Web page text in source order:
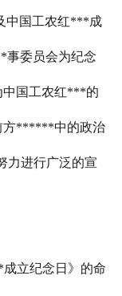
中国工农红***成
事委员会为纪念
中国工农红***的
方******中的政治
力进行广泛的宣
立纪念日》的命